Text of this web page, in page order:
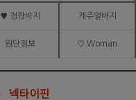
♥ 정장바지 캐주얼바지
원단정보 ♡ Woman
넥타이핀